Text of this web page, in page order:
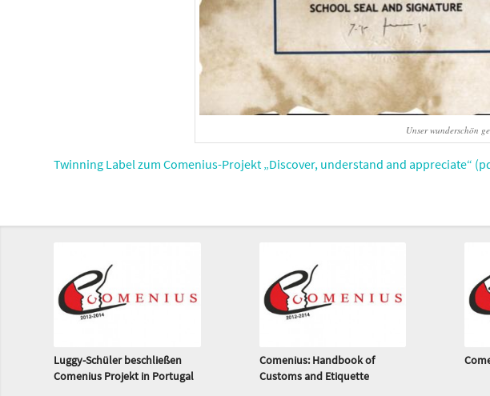
Unser wunderschön
Twinning Label zum Comenius-Projekt „Discover, understand and appreciate“
Luggy-Schüler beschließen
Comenius Projekt in Portugal
Comenius: Handbook of
Customs and Etiquette